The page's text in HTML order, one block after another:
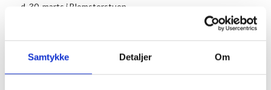
Samtykke Detaljer Om
d. 30. marts i Blomsterstuen.
Glæd dig til scones med lemon curd og appelsinmarmelade,
saltet agurk og flødeost. Hertil får du kaffe/the og ét glas
bobler.